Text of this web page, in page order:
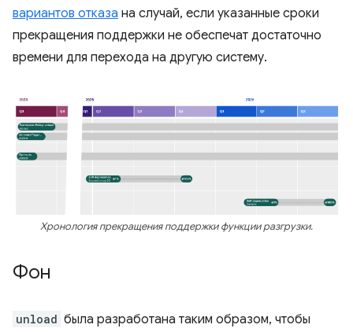
вариантов отказа на случай, если указанные сроки
прекращения поддержки не обеспечат достаточно
времени для перехода на другую систему.
Хронология прекращения поддержки функции разгрузки.
Фон
unload была разработана таким образом, чтобы